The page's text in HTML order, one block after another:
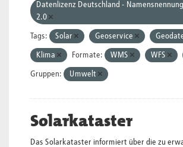
Datenlizenz Deutschland -
2.0
Tags: Solar Geoservice
Klima Formate: WMS WFS
Gruppen: Umwelt
Solarkataster
Das Solarkataster informiert über die zu